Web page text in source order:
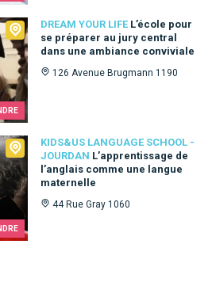
DREAM YOUR LIFE L’école pour
se préparer au jury central
dans une ambiance conviviale
126 Avenue Brugmann 1190
KIDS&US LANGUAGE SCHOOL -
JOURDAN L’apprentissage de
l’anglais comme une langue
maternelle
44 Rue Gray 1060
- Jourdan